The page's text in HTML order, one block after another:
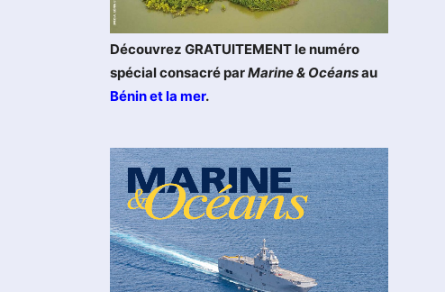
Découvrez GRATUITEMENT le numéro
spécial consacré parMarine & Océansau
Bénin et la mer.